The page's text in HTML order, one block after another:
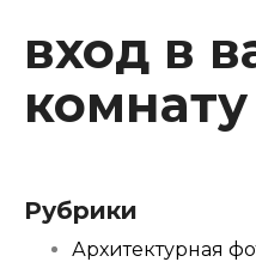
вход в
комнату
Рубрики
Архитектурная